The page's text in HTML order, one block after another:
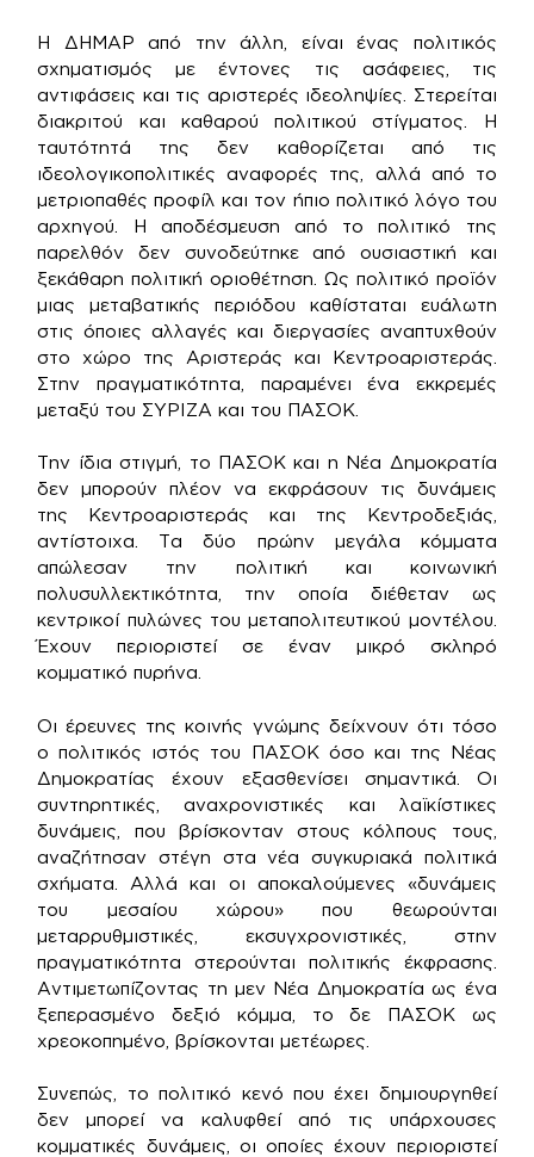
Η ΔΗΜΑΡ από την άλλη, είναι ένας πολιτικός
σχηματισμός με έντονες τις ασάφειες, τις
αντιφάσεις και τις αριστερές ιδεοληψίες. Στερείται
διακριτού και καθαρού πολιτικού στίγματος. Η
ταυτότητά της δεν καθορίζεται από τις
ιδεολογικοπολιτικές αναφορές της, αλλά από το
μετριοπαθές προφίλ και τον ήπιο πολιτικό λόγο του
αρχηγού. Η αποδέσμευση από το πολιτικό της
παρελθόν δεν συνοδεύτηκε από ουσιαστική και
ξεκάθαρη πολιτική οριοθέτηση. Ως πολιτικό προϊόν
μιας μεταβατικής περιόδου καθίσταται ευάλωτη
στις όποιες αλλαγές και διεργασίες αναπτυχθούν
στο χώρο της Αριστεράς και Κεντροαριστεράς.
Στην πραγματικότητα, παραμένει ένα εκκρεμές
μεταξύ του ΣΥΡΙΖΑ και του ΠΑΣΟΚ.
Την ίδια στιγμή, το ΠΑΣΟΚ και η Νέα Δημοκρατία
δεν μπορούν πλέον να εκφράσουν τις δυνάμεις
της Κεντροαριστεράς και της Κεντροδεξιάς,
αντίστοιχα. Τα δύο πρώην μεγάλα κόμματα
απώλεσαν την πολιτική και κοινωνική
πολυσυλλεκτικότητα, την οποία διέθεταν ως
κεντρικοί πυλώνες του μεταπολιτευτικού μοντέλου.
Έχουν περιοριστεί σε έναν μικρό σκληρό
κομματικό πυρήνα.
Οι έρευνες της κοινής γνώμης δείχνουν ότι τόσο
ο πολιτικός ιστός του ΠΑΣΟΚ όσο και της Νέας
Δημοκρατίας έχουν εξασθενίσει σημαντικά. Οι
συντηρητικές, αναχρονιστικές και λαϊκίστικες
δυνάμεις, που βρίσκονταν στους κόλπους τους,
αναζήτησαν στέγη στα νέα συγκυριακά πολιτικά
σχήματα. Αλλά και οι αποκαλούμενες «δυνάμεις
του μεσαίου χώρου» που θεωρούνται
μεταρρυθμιστικές, εκσυγχρονιστικές, στην
πραγματικότητα στερούνται πολιτικής έκφρασης.
Αντιμετωπίζοντας τη μεν Νέα Δημοκρατία ως ένα
ξεπερασμένο δεξιό κόμμα, το δε ΠΑΣΟΚ ως
χρεοκοπημένο, βρίσκονται μετέωρες.
Συνεπώς, το πολιτικό κενό που έχει δημιουργηθεί
δεν μπορεί να καλυφθεί από τις υπάρχουσες
κομματικές δυνάμεις, οι οποίες έχουν περιοριστεί